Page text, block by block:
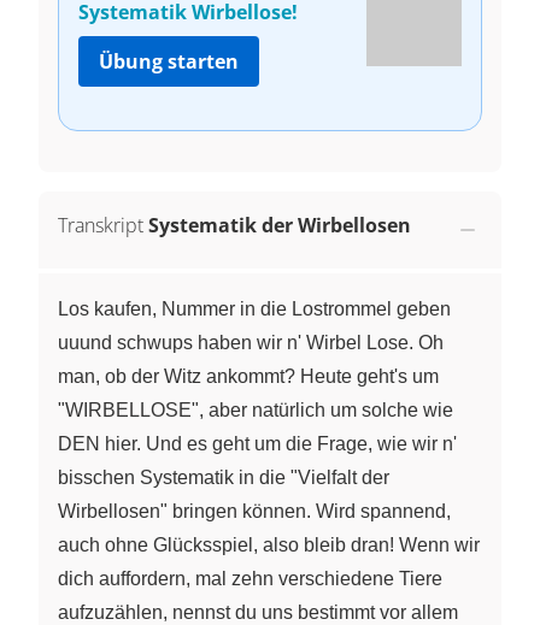
Systematik Wirbellose!
Übung starten
TranskriptSystematik der Wirbellosen
Los kaufen, Nummer in die Lostrommel geben
uuund schwups haben wir n' Wirbel Lose. Oh
man, ob der Witz ankommt? Heute geht's um
"WIRBELLOSE", aber natürlich um solche wie
DEN hier. Und es geht um die Frage, wie wir n'
bisschen Systematik in die "Vielfalt der
Wirbellosen" bringen können. Wird spannend,
auch ohne Glücksspiel, also bleib dran! Wenn wir
dich auffordern, mal zehn verschiedene Tiere
aufzuzählen, nennst du uns bestimmt vor allem